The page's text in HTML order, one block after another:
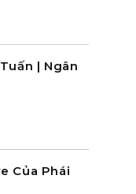
| Ngân
Của Phái